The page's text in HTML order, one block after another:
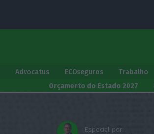
Advocatus ECOseguros Trabalho
Orçamento do Estado 2027
Especial por: